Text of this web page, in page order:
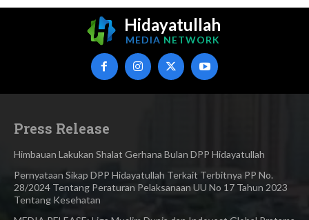
Hidayatullah
MEDIA NETWORK
Press Release
Himbauan Lakukan Shalat Gerhana Bulan DPP Hidayatullah
Pernyataan Sikap DPP Hidayatullah Terkait Terbitnya PP No.
28/2024 Tentang Peraturan Pelaksanaan UU No 17 Tahun 2023
Tentang Kesehatan